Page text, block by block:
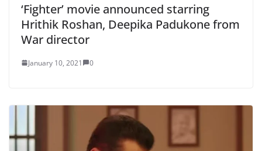
‘Fighter’ movie announced starring
Hrithik Roshan, Deepika Padukone from
War director
January 10, 2021 0